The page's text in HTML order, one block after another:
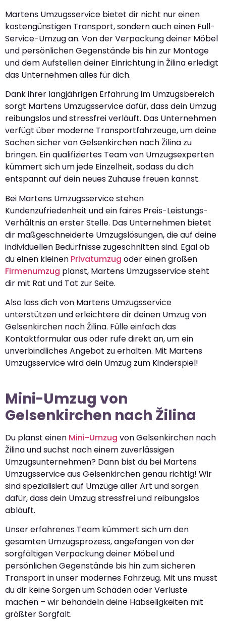
Martens Umzugsservice bietet dir nicht nur einen
kostengünstigen Transport, sondern auch einen Full-
Service-Umzug an. Von der Verpackung deiner Möbel
und persönlichen Gegenstände bis hin zur Montage
und dem Aufstellen deiner Einrichtung in Žilina erledigt
das Unternehmen alles für dich.
Dank ihrer langjährigen Erfahrung im Umzugsbereich
sorgt Martens Umzugsservice dafür, dass dein Umzug
reibungslos und stressfrei verläuft. Das Unternehmen
verfügt über moderne Transportfahrzeuge, um deine
Sachen sicher von Gelsenkirchen nach Žilina zu
bringen. Ein qualifiziertes Team von Umzugsexperten
kümmert sich um jede Einzelheit, sodass du dich
entspannt auf dein neues Zuhause freuen kannst.
Bei Martens Umzugsservice stehen
Kundenzufriedenheit und ein faires Preis-Leistungs-
Verhältnis an erster Stelle. Das Unternehmen bietet
dir maßgeschneiderte Umzugslösungen, die auf deine
individuellen Bedürfnisse zugeschnitten sind. Egal ob
du einen kleinen Privatumzug oder einen großen
Firmenumzug planst, Martens Umzugsservice steht
dir mit Rat und Tat zur Seite.
Also lass dich von Martens Umzugsservice
unterstützen und erleichtere dir deinen Umzug von
Gelsenkirchen nach Žilina. Fülle einfach das
Kontaktformular aus oder rufe direkt an, um ein
unverbindliches Angebot zu erhalten. Mit Martens
Umzugsservice wird dein Umzug zum Kinderspiel!
Mini-Umzug von
Gelsenkirchen nach Žilina
Du planst einen Mini-Umzug von Gelsenkirchen nach
Žilina und suchst nach einem zuverlässigen
Umzugsunternehmen? Dann bist du bei Martens
Umzugsservice aus Gelsenkirchen genau richtig! Wir
sind spezialisiert auf Umzüge aller Art und sorgen
dafür, dass dein Umzug stressfrei und reibungslos
abläuft.
Unser erfahrenes Team kümmert sich um den
gesamten Umzugsprozess, angefangen von der
sorgfältigen Verpackung deiner Möbel und
persönlichen Gegenstände bis hin zum sicheren
Transport in unser modernes Fahrzeug. Mit uns musst
du dir keine Sorgen um Schäden oder Verluste
machen – wir behandeln deine Habseligkeiten mit
größter Sorgfalt.